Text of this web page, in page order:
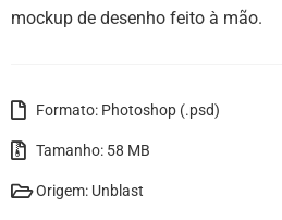
mockup de desenho feito à mão.
Formato: Photoshop (.psd)
Tamanho: 58 MB
Origem: Unblast